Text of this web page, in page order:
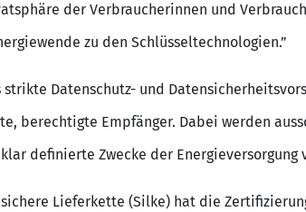
der Verbraucherinnen und
zu den Schlüsseltechnologien.”
Datenschutz- und
berechtigte Empfänger. Dabei werden
definierte Zwecke der Energieversorgung
Lieferkette (Silke) hat die